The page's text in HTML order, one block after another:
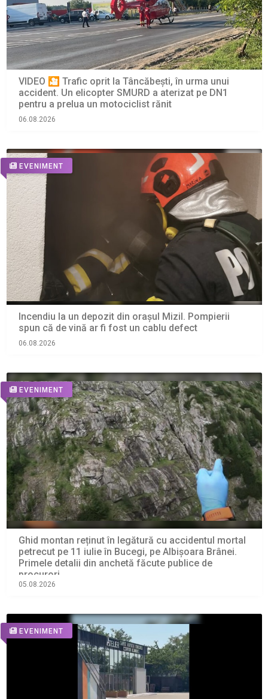
VIDEO 🎦 Trafic oprit la Tâncăbești, în urma unui
accident. Un elicopter SMURD a aterizat pe DN1
pentru a prelua un motociclist rănit
06.08.2026
EVENIMENT
Incendiu la un depozit din orașul Mizil. Pompierii
spun că de vină ar fi fost un cablu defect
06.08.2026
EVENIMENT
Ghid montan reținut în legătură cu accidentul mortal
petrecut pe 11 iulie în Bucegi, pe Albișoara Brânei.
Primele detalii din anchetă făcute publice de
procurori
05.08.2026
EVENIMENT